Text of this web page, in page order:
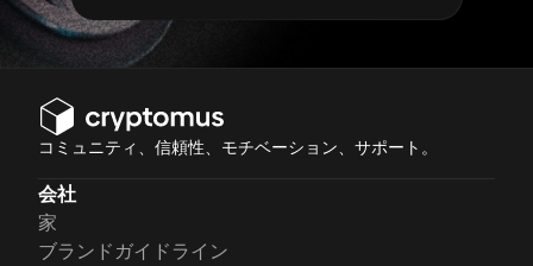
コミュニティ、信頼性、モチベーション、サポート。
会社
家
ブランドガイドライン